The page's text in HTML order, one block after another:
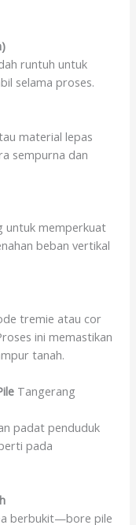
runtuh untuk
selama proses.
material lepas
sempurna dan
untuk memperkuat
beban vertikal
tremie atau cor
ini memastikan
tanah.
Tangerang
padat penduduk
pada
berbukit—bore pile